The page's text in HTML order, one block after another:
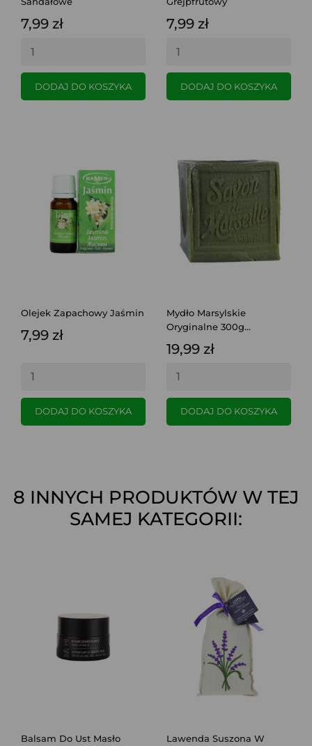
7,99 zł
DODAJ DO KOSZYKA
7,99 zł
DODAJ DO KOSZYKA
Olejek Zapachowy Jaśmin
7,99 zł
DODAJ DO KOSZYKA
Mydło Marsylskie
Oryginalne 300g...
19,99 zł
DODAJ DO KOSZYKA
8 INNYCH PRODUKTÓW W TEJ
SAMEJ KATEGORII:
Balsam Do Ust Masło
Lawenda Suszona W